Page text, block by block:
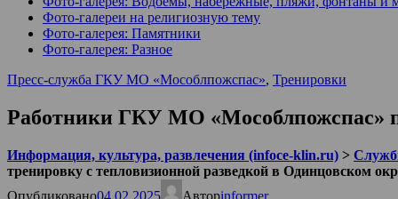
Фото-галереи на религиозную тему
Фото-галерея: Памятники
Фото-галерея: Разное
Пресс-служба ГКУ МО «Мособлпожспас», Тренировки
Работники ГКУ МО «Мособлпожспас»
Информация, культура, развлечения (infoce-klin.ru) >
тренировку с тепловизионной разведкой в Одинцовском
Опубликовано04.02.2025 Авторinformer